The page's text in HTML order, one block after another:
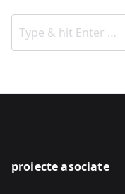
proiecte asociate